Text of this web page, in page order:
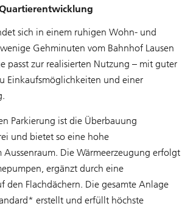
sich in einem ruhigen Wohn- und
Gehminuten vom Bahnhof Lausen
passt zur realisierten Nutzung – mit guter
Einkaufsmöglichkeiten und einer
Parkierung ist die Überbauung
und bietet so eine hohe
Die Wärmeerzeugung erfolgt
ergänzt durch eine
den Flachdächern. Die gesamte Anlage
erstellt und erfüllt höchste